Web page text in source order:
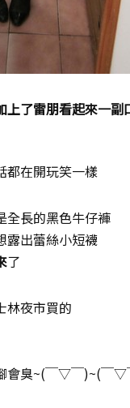
上了雷朋看起來一副
都在開玩笑一樣
全長的黑色牛仔褲
露出蕾絲小短襪
了
林夜市買的
會臭~(￣▽￣)~(￣▽